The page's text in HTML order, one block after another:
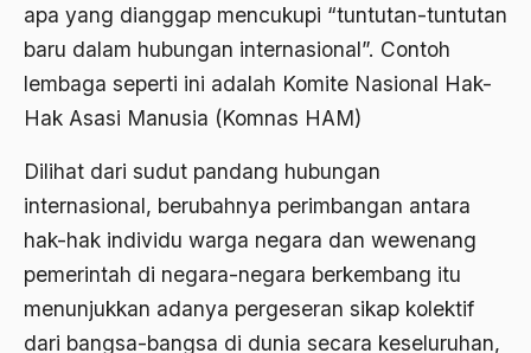
apa yang dianggap mencukupi “tuntutan-tuntutan
baru dalam hubungan internasional”. Contoh
lembaga seperti ini adalah Komite Nasional Hak-
Hak Asasi Manusia (Komnas HAM)
Dilihat dari sudut pandang hubungan
internasional, berubahnya perimbangan antara
hak-hak individu warga negara dan wewenang
pemerintah di negara-negara berkembang itu
menunjukkan adanya pergeseran sikap kolektif
dari bangsa-bangsa di dunia secara keseluruhan,
1990
1989
1987
1986
1985
1984
Adat dan Syari'at
Adat Ngada
Adat Pra-Islam
Adil dan Makmur
Adipati Unus
Administrasi Negara